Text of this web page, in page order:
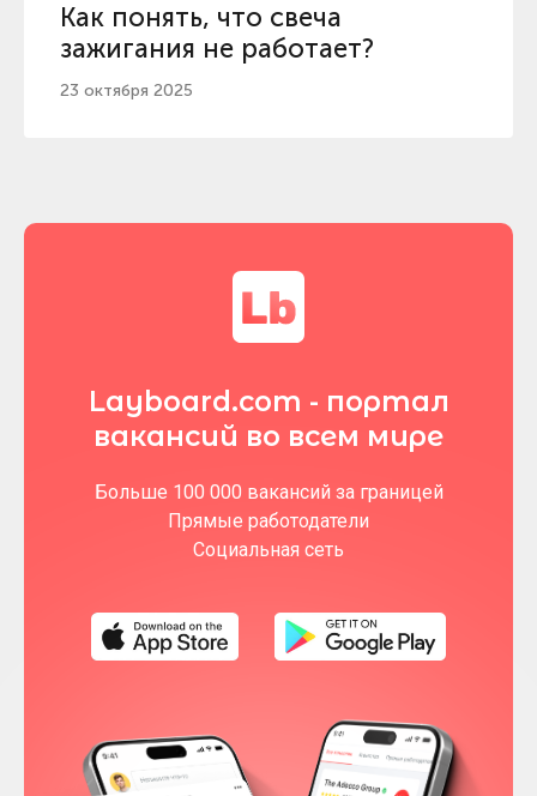
Как понять, что свеча
зажигания не работает?
23 октября 2025
Layboard.com - портал
вакансий во всем мире
Больше 100 000 вакансий за границей
Прямые работодатели
Социальная сеть